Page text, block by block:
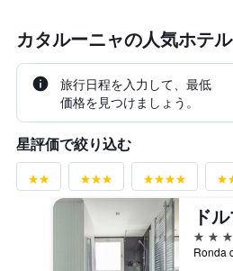
カタルーニャの人気ホテル
旅行日程を入力して、最低
価格を見つけましょう。
星評価で絞り込む
4つ星